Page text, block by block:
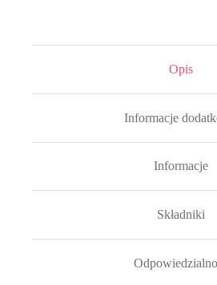
Opis
Informacje
Informacje
Składniki